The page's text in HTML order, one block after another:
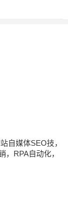
自媒体SEO技，
，RPA自动化，